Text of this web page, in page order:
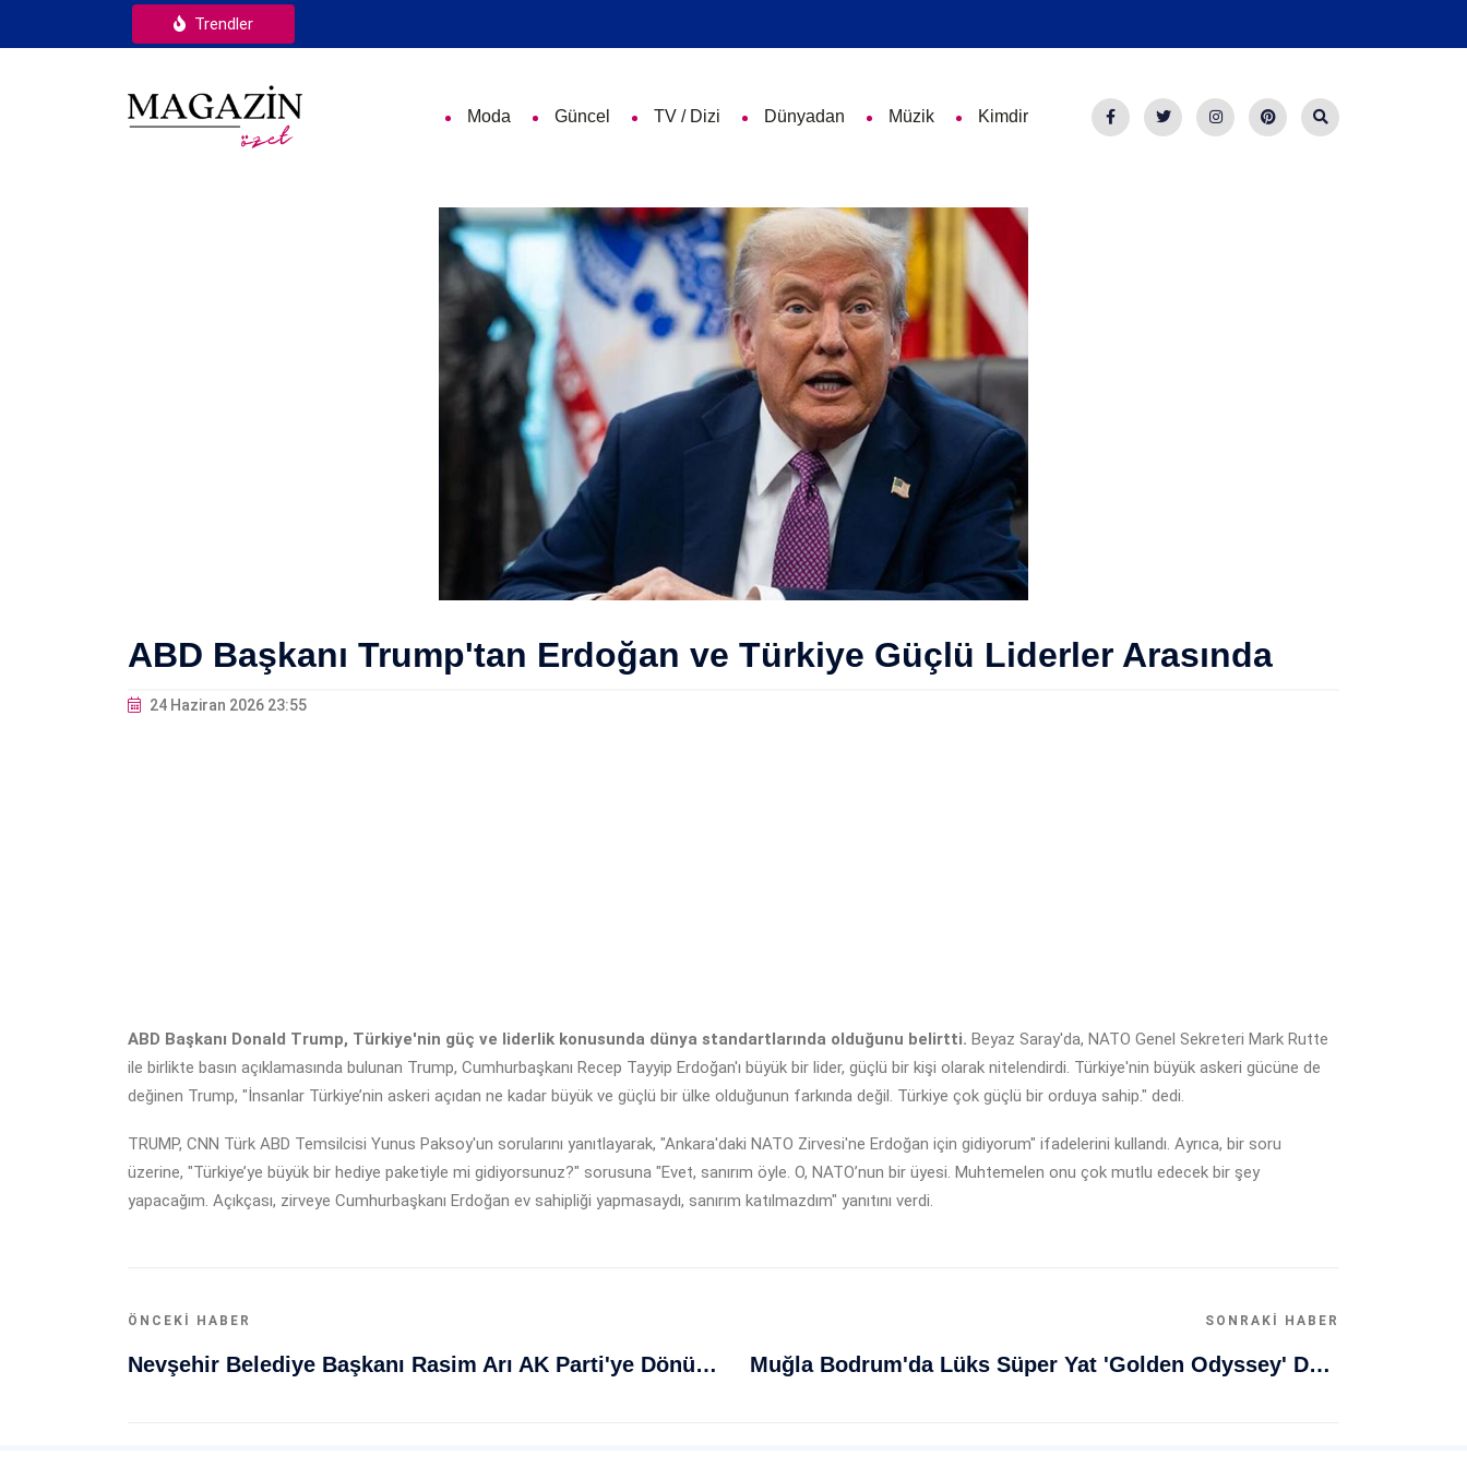
Trendler
Moda Güncel TV / Dizi Dünyadan Müzik Kimdir
ABD Başkanı Trump'tan Erdoğan ve Türkiye Güçlü Liderler Arasında
24 Haziran 2026 23:55
ABD Başkanı Donald Trump, Türkiye'nin güç ve liderlik konusunda dünya standartlarında olduğunu belirtti. Beyaz Saray'da, NATO Genel Sekreteri Mark Rutte
ile birlikte basın açıklamasında bulunan Trump, Cumhurbaşkanı Recep Tayyip Erdoğan'ı büyük bir lider, güçlü bir kişi olarak nitelendirdi. Türkiye'nin büyük askeri gücüne de
değinen Trump, "İnsanlar Türkiye’nin askeri açıdan ne kadar büyük ve güçlü bir ülke olduğunun farkında değil. Türkiye çok güçlü bir orduya sahip." dedi.
TRUMP, CNN Türk ABD Temsilcisi Yunus Paksoy'un sorularını yanıtlayarak, "Ankara'daki NATO Zirvesi'ne Erdoğan için gidiyorum" ifadelerini kullandı. Ayrıca, bir soru
üzerine, "Türkiye’ye büyük bir hediye paketiyle mi gidiyorsunuz?" sorusuna "Evet, sanırım öyle. O, NATO’nun bir üyesi. Muhtemelen onu çok mutlu edecek bir şey
yapacağım. Açıkçası, zirveye Cumhurbaşkanı Erdoğan ev sahipliği yapmasaydı, sanırım katılmazdım" yanıtını verdi.
ÖNCEKI HABER
Nevşehir Belediye Başkanı Rasim Arı AK Parti'ye Dönüyor: Rozeti Yakında Takılacak
SONRAKI HABER
Muğla Bodrum'da Lüks Süper Yat 'Golden Odyssey' Demirledi